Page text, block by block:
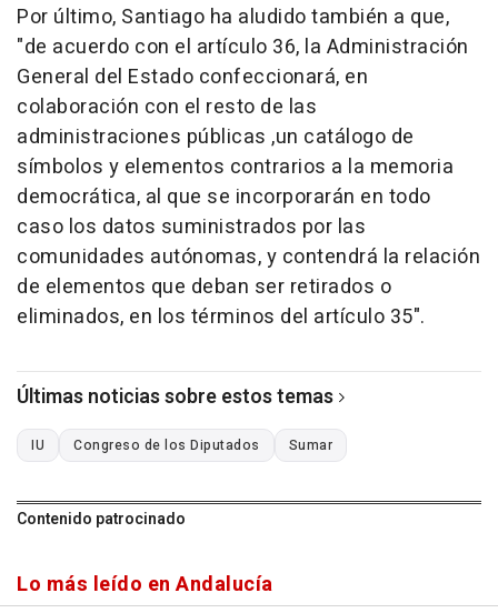
Por último, Santiago ha aludido también a que,
"de acuerdo con el artículo 36, la Administración
General del Estado confeccionará, en
colaboración con el resto de las
administraciones públicas ,un catálogo de
símbolos y elementos contrarios a la memoria
democrática, al que se incorporarán en todo
caso los datos suministrados por las
comunidades autónomas, y contendrá la relación
de elementos que deban ser retirados o
eliminados, en los términos del artículo 35".
Últimas noticias sobre estos temas
IU Congreso de los Diputados Sumar
Contenido patrocinado
Lo más leído en Andalucía